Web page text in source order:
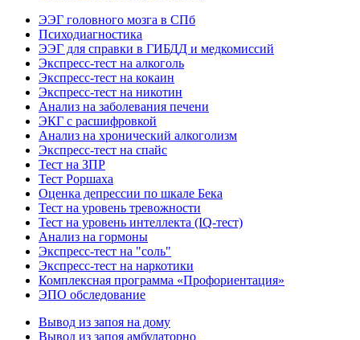
ЭЭГ головного мозга в СПб
Психодиагностика
ЭЭГ для справки в ГИБДД и медкомиссий
Экспресс-тест на алкоголь
Экспресс-тест на кокаин
Экспресс-тест на никотин
Анализ на заболевания печени
ЭКГ с расшифровкой
Анализ на хронический алкоголизм
Экспресс-тест на спайс
Тест на ЗПР
Тест Роршаха
Оценка депрессии по шкале Бека
Тест на уровень тревожности
Тест на уровень интеллекта (IQ-тест)
Анализ на гормоны
Экспресс-тест на "соль"
Экспресс-тест на наркотики
Комплексная программа «Профориентация»
ЭПО обследование
Вывод из запоя на дому
Вывод из запоя амбулаторно